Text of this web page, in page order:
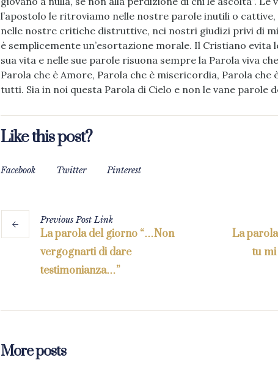
l’apostolo le ritroviamo nelle nostre parole inutili o
nelle nostre critiche distruttive, nei nostri giudizi privi di
è semplicemente un’esortazione morale. Il Cristiano evita
sua vita e nelle sue parole risuona sempre la Parola viva
Parola che è Amore, Parola che è misericordia, Parola che
tutti. Sia in noi questa Parola di Cielo e non le vane parole
Like this post?
Facebook Twitter Pinterest
PreviousPostLink
La parola del giorno “…Non
vergognarti di dare
testimonianza…”
La
tu mi
More posts